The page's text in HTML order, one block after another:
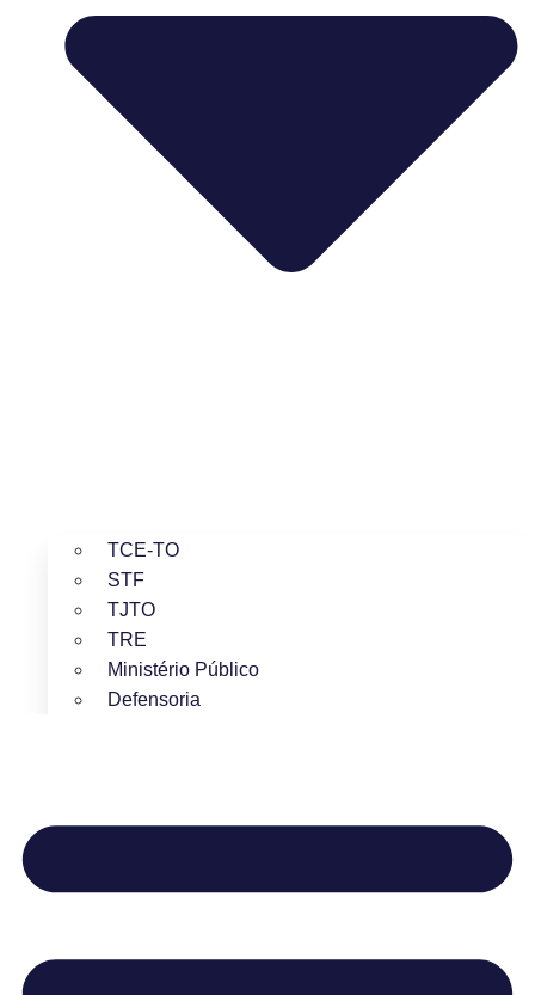
TCE-TO
STF
TJTO
TRE
Ministério Público
Defensoria